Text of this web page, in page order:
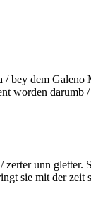
/ bey dem Galeno
worden darumb
unn gletter.
sie mit der zeit